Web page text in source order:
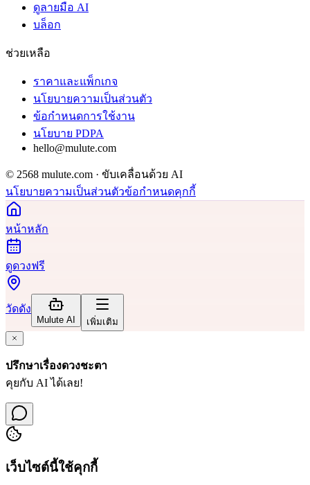
ดูลายมือ AI
บล็อก
ช่วยเหลือ
ราคาและแพ็กเกจ
นโยบายความเป็นส่วนตัว
ข้อกำหนดการใช้งาน
นโยบาย PDPA
hello@mulute.com
© 2568 mulute.com · ขับเคลื่อนด้วย AI
นโยบายความเป็นส่วนตัวข้อกำหนดคุกกี้
หน้าหลัก
ดูดวงฟรี
วัดดัง
Mulute AI เพิ่มเติม
ปรึกษาเรื่องดวงชะตา
คุยกับ AI ได้เลย!
เว็บไซต์นี้ใช้คุกกี้